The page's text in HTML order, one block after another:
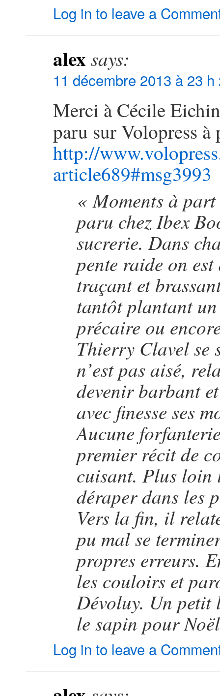
Log in to leave a
alex says:
11 décembre 2013 à 23 h
Merci à Cécile
paru sur Volopress
http://
article689#msg3993
« Moments à
paru chez Ibex
sucrerie. Dans
pente raide on
traçant et
tantôt plantant
précaire ou
Thierry Clavel se
n’est pas aisé,
devenir barbant
avec finesse ses
Aucune
premier récit de
cuisant. Plus loin
déraper dans les
Vers la fin, il
pu mal se
propres erreurs.
les couloirs et
Dévoluy. Un petit
le sapin pour
Log in to leave a